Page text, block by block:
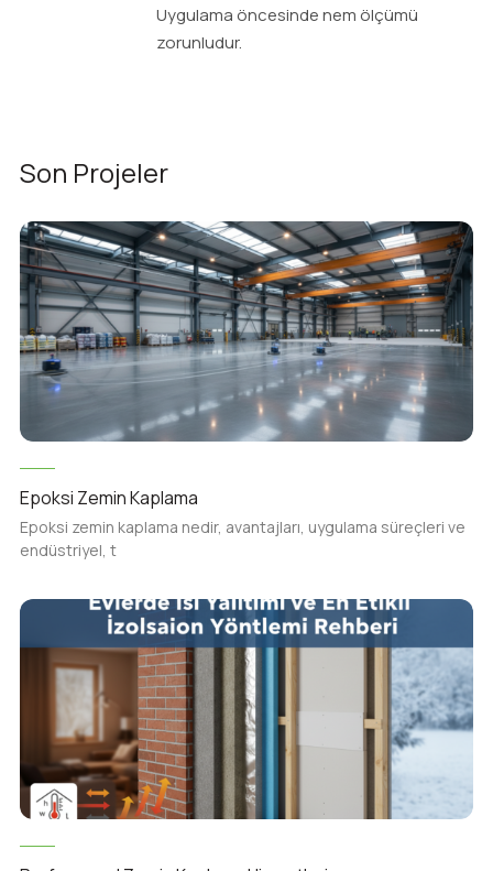
Uygulama öncesinde nem ölçümü
zorunludur.
Son Projeler
Epoksi Zemin Kaplama
Epoksi zemin kaplama nedir, avantajları, uygulama süreçleri ve
endüstriyel, t